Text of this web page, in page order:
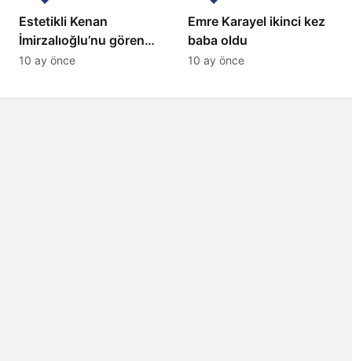
Estetikli Kenan
İmirzalıoğlu’nu gören
tanıyamıyor: Son hali
10 ay önce
Emre Karayel ikinci kez
baba oldu
10 ay önce